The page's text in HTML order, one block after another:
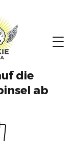
die
ab